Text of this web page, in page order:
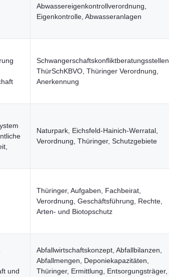
Abwassereigenkontrollverordnung,
Eigenkontrolle, Abwasseranlagen
Schwangerschaftskonfliktberatungsstellen,
ThürSchKBVO, Thüringer Verordnung,
Anerkennung
Naturpark, Eichsfeld-Hainich-Werratal,
Verordnung, Thüringer, Schutzgebiete
Thüringer, Aufgaben, Fachbeirat,
Verordnung, Geschäftsführung, Rechte,
Arten- und Biotopschutz
und
Abfallwirtschaftskonzept, Abfallbilanzen,
Abfallmengen, Deponiekapazitäten,
Thüringer, Ermittlung, Entsorgungsträger,